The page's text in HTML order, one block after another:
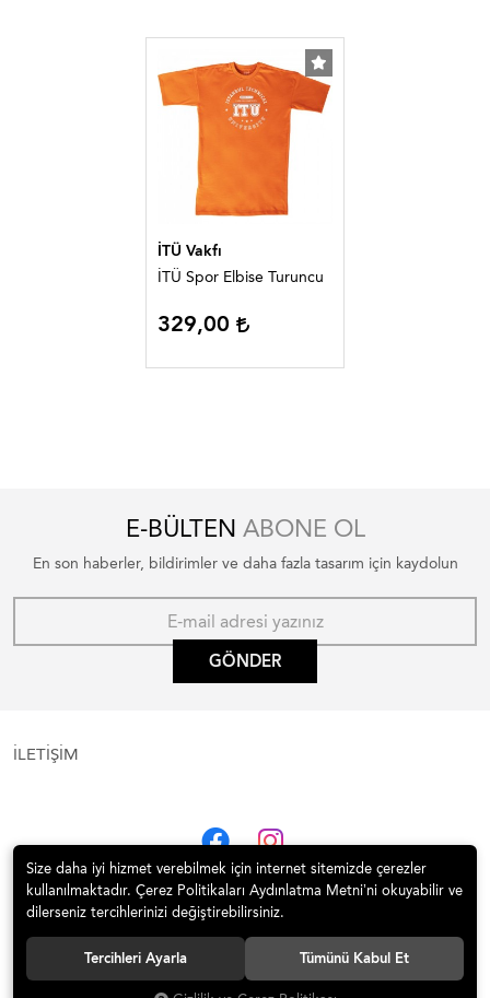
İTÜ Vakfı
İTÜ Spor Elbise Turuncu
329,00
E-BÜLTEN ABONE OL
En son haberler, bildirimler ve daha fazla tasarım için kaydolun
GÖNDER
İLETİŞİM
© 2020 İTÜ Vakfı Satış Mekanı | 1773 İTÜ Tüm hakları saklıdır.
Size daha iyi hizmet verebilmek için internet sitemizde çerezler
kullanılmaktadır. Çerez Politikaları Aydınlatma Metni’ni okuyabilir ve
dilerseniz tercihlerinizi değiştirebilirsiniz.
Tercihleri Ayarla Tümünü Kabul Et